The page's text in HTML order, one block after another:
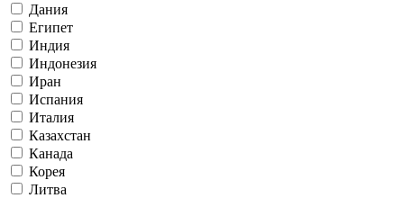
Дания
Египет
Индия
Индонезия
Иран
Испания
Италия
Казахстан
Канада
Корея
Литва